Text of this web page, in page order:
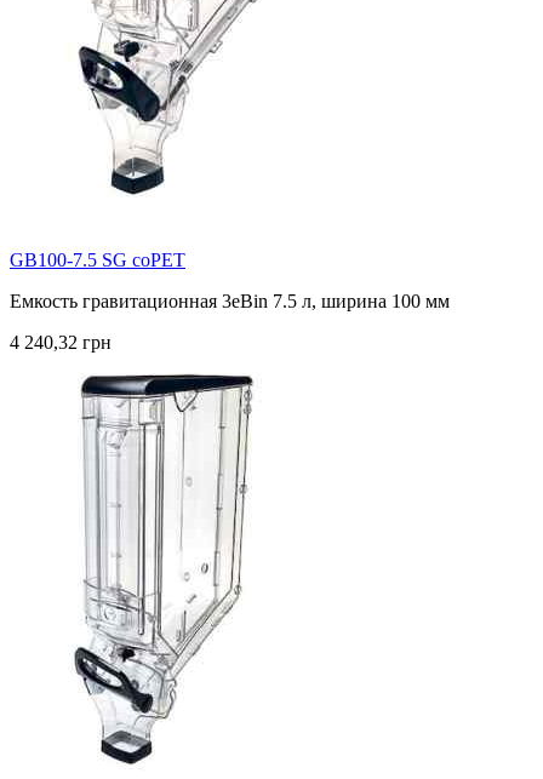
GB100-7.5 SG coPET
Емкость гравитационная 3eBin 7.5 л, ширина 100 мм
4 240,32 грн